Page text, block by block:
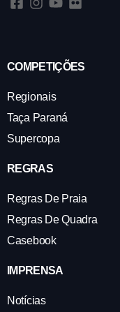
COMPETIÇÕES
Regionais
Taça Paraná
Supercopa
REGRAS
Regras De Praia
Regras De Quadra
Casebook
IMPRENSA
Notícias